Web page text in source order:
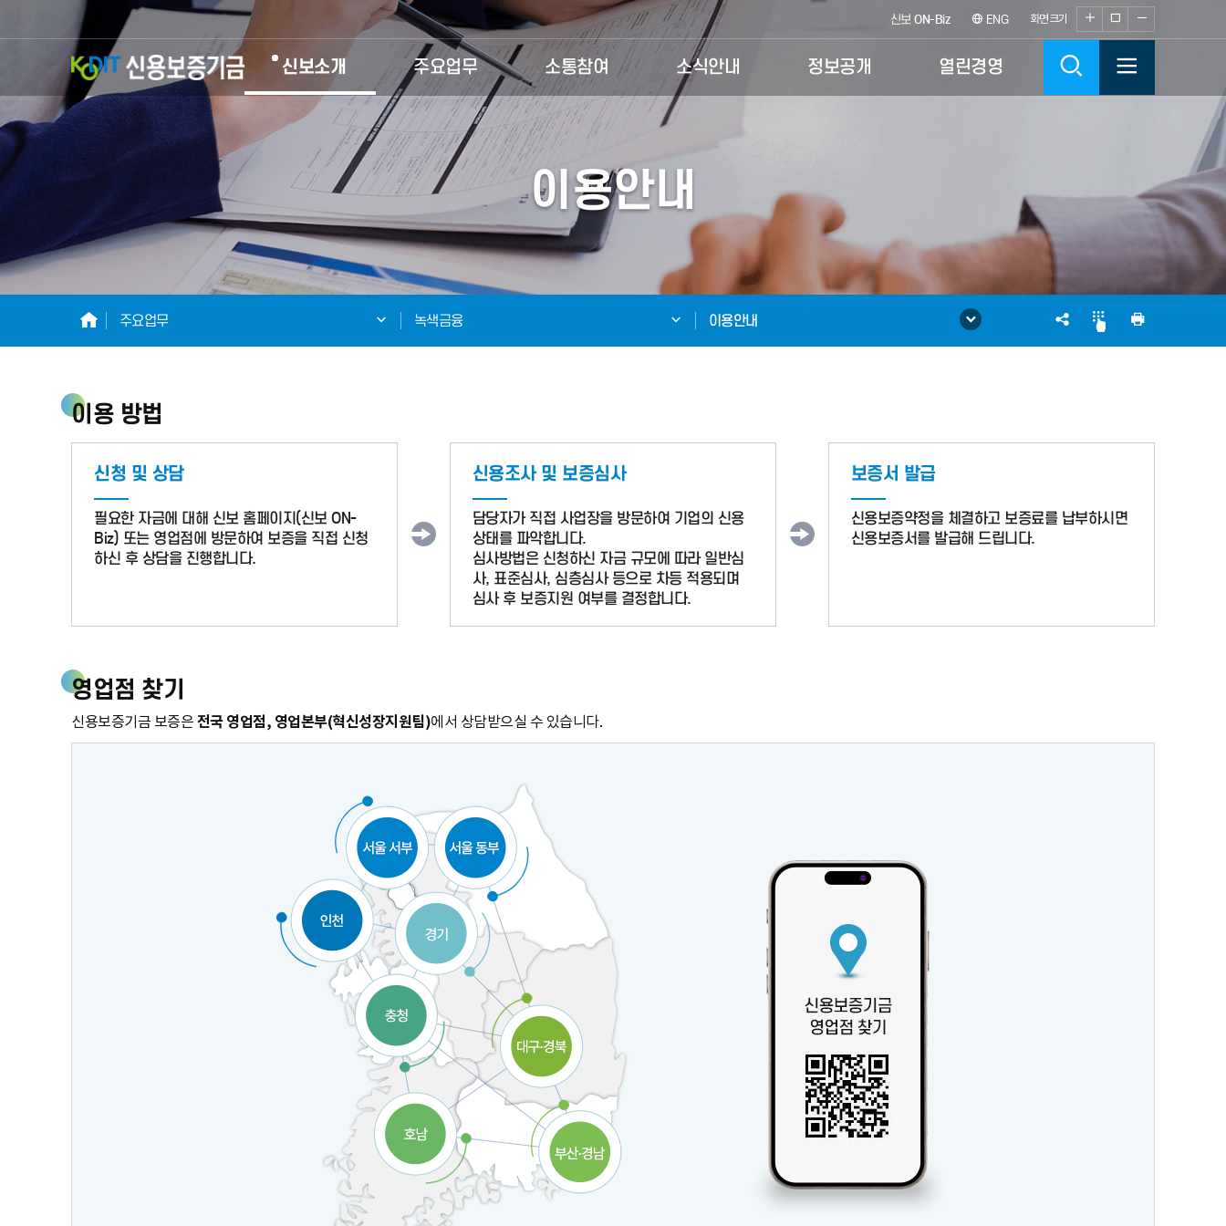
신보ON-Biz ENG 화면크기
화
면
화
면
크
화
면
KODIT
신
용
보
증
기
금
KOREA
CREDIT
GUARANTEE
FUND
신보소개 주요업무 소통참여 소식안내 정보공개 열린경영
메
뉴
열
기
이용안내
HOME
주요업무 녹색금융 이용안내
SNS
인
이용 방법
신청 및 상담
필요한 자금에 대해 신보 홈페이지(신보 ON-
Biz) 또는 영업점에 방문하여 보증을 직접 신청
하신 후 상담을 진행합니다.
신용조사 및 보증심사
담당자가 직접 사업장을 방문하여 기업의 신용
상태를 파악합니다.
심사방법은 신청하신 자금 규모에 따라 일반심
사, 표준심사, 심층심사 등으로 차등 적용되며
심사 후 보증지원 여부를 결정합니다.
보증서 발급
신용보증약정을 체결하고 보증료를 납부하시면
신용보증서를 발급해 드립니다.
영업점 찾기
신용보증기금 보증은 전국 영업점, 영업본부(혁신성장지원팀)에서 상담받으실 수 있습니다.